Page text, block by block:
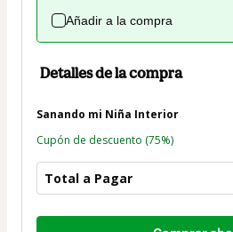
Añadir a la compra
Detalles de la compra
Sanando mi Niña Interior
Cupón de descuento (75%)
Total a Pagar
Total